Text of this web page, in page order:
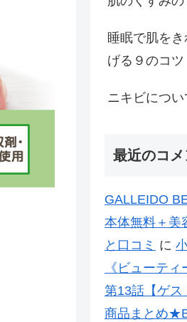
睡眠で肌を
げる９のコツ
ニキビにつ
最近のコメ
GALLEIDO
本体無料＋美
と口コミ に
《ビューテ
第13話【ゲス
商品まとめ